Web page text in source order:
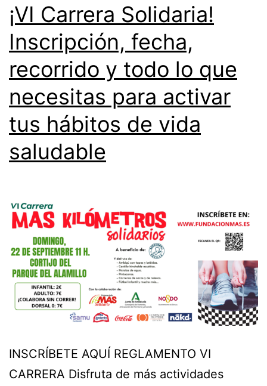
¡VI Carrera Solidaria!
Inscripción, fecha,
recorrido y todo lo que
necesitas para activar
tus hábitos de vida
saludable
INSCRÍBETE AQUÍ REGLAMENTO VI
CARRERA Disfruta de más actividades